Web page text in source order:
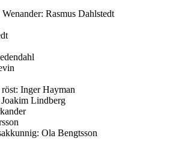
Rasmus Dahlstedt
Inger Hayman
Lindberg
Ola Bengtsson